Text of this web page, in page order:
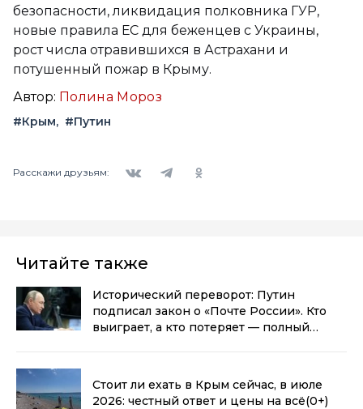
безопасности, ликвидация полковника ГУР,
новые правила ЕС для беженцев с Украины,
рост числа отравившихся в Астрахани и
потушенный пожар в Крыму.
Автор: Полина Мороз
#Крым #Путин
Расскажи друзьям:
Читайте также
Исторический переворот: Путин
подписал закон о «Почте России». Кто
выиграет, а кто потеряет — полный
Стоит ли ехать в Крым сейчас, в июле
2026: честный ответ и цены на всё(0+)